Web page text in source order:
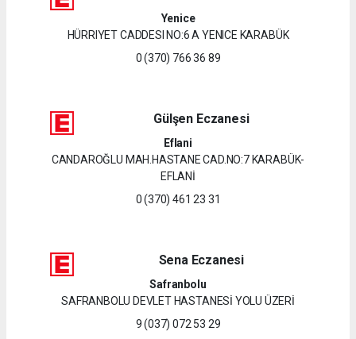
Yenice
HÜRRIYET CADDESI NO:6 A YENICE KARABÜK
0 (370) 766 36 89
Gülşen Eczanesi
Eflani
CANDAROĞLU MAH.HASTANE CAD.NO:7 KARABÜK-
EFLANİ
0 (370) 461 23 31
Sena Eczanesi
Safranbolu
SAFRANBOLU DEVLET HASTANESİ YOLU ÜZERİ
9 (037) 072 53 29